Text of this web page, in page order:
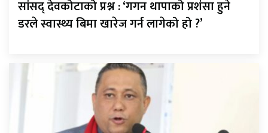
सांसद् देवकोटाको प्रश्न : ‘गगन थापाको प्रशंसा हुने
डरले स्वास्थ्य बिमा खारेज गर्न लागेको हो ?’